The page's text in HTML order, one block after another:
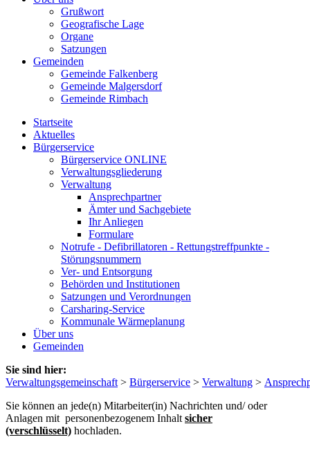
Grußwort
Geografische Lage
Organe
Satzungen
Gemeinden
Gemeinde Falkenberg
Gemeinde Malgersdorf
Gemeinde Rimbach
Startseite
Aktuelles
Bürgerservice
Bürgerservice ONLINE
Verwaltungsgliederung
Verwaltung
Ansprechpartner
Ämter und Sachgebiete
Ihr Anliegen
Formulare
Notrufe - Defibrillatoren - Rettungstreffpunkte -
Störungsnummern
Ver- und Entsorgung
Behörden und Institutionen
Satzungen und Verordnungen
Carsharing-Service
Kommunale Wärmeplanung
Über uns
Gemeinden
Sie sind hier:
Verwaltungsgemeinschaft > Bürgerservice > Verwaltung >
Sie können an jede(n) Mitarbeiter(in) Nachrichten und/ oder
Anlagen mit personenbezogenem Inhalt sicher
(verschlüsselt) hochladen.